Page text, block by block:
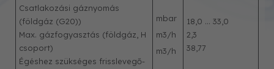
Csatlakozási gáznyomás
(földgáz (G20))
Max. gázfogyasztás (földgáz, H
csoport)
Égéshez szükséges frisslevegő-
mbar
m3/h
m3/h
18,0 ... 33,0
2,3
38,77